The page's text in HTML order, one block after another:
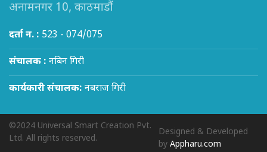
अनामनगर 10, काठमाडौं
दर्ता न. : 523 - 074/075
संचालक : नबिन गिरी
कार्यकारी संचालक: नबराज गिरी
©2024 Universal Smart Creation Pvt.
Ltd. All rights reserved.
Designed & Developed
byAppharu.com